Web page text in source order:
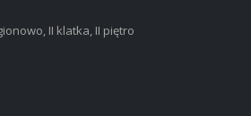
II klatka, II piętro